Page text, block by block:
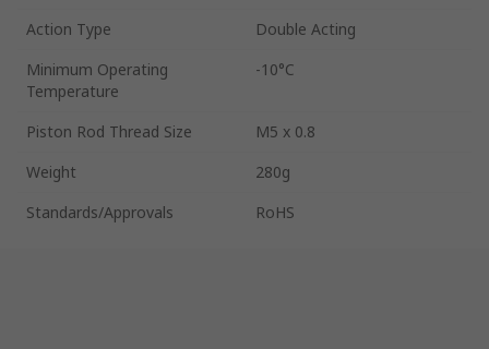
Action Type
Double Acting
Minimum Operating
Temperature
-10°C
Piston Rod Thread Size
M5 x 0.8
Weight
280g
Standards/Approvals
RoHS